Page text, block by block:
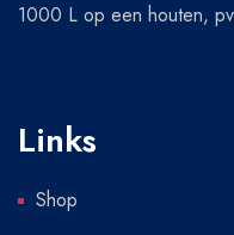
1000 L op een houten,
Links
Shop